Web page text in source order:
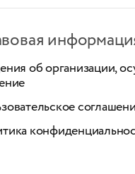
об организации,